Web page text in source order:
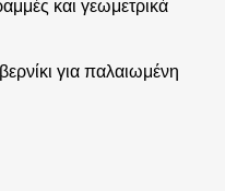
και γεωμετρικά
για παλαιωμένη